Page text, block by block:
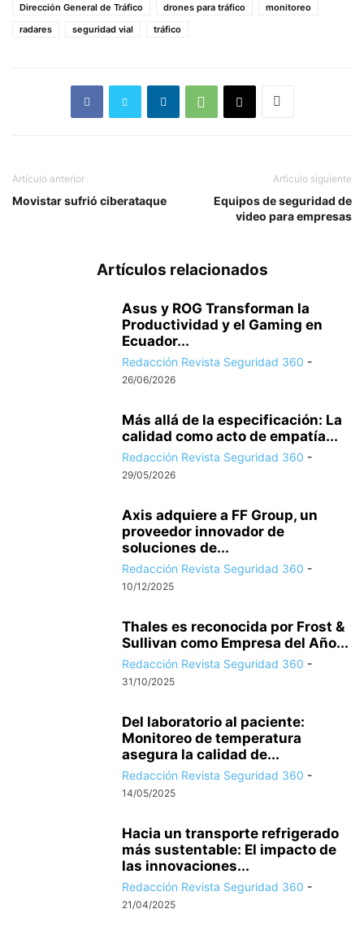
Dirección General de Tráfico
drones para tráfico
monitoreo
radares
seguridad vial tráfico
Artículo anterior
Movistar sufrió ciberataque
Artículo siguiente
Equipos de seguridad de
video para empresas
Artículos relacionados
Asus y ROG Transforman la
Productividad y el Gaming en
Ecuador...
Redacción Revista Seguridad 360 -
26/06/2026
Más allá de la especificación: La
calidad como acto de empatía...
Redacción Revista Seguridad 360 -
29/05/2026
Axis adquiere a FF Group, un
proveedor innovador de
soluciones de...
Redacción Revista Seguridad 360 -
10/12/2025
Thales es reconocida por Frost &
Sullivan como Empresa del Año...
Redacción Revista Seguridad 360 -
31/10/2025
Del laboratorio al paciente:
Monitoreo de temperatura
asegura la calidad de...
Redacción Revista Seguridad 360 -
14/05/2025
Hacia un transporte refrigerado
más sustentable: El impacto de
las innovaciones...
Redacción Revista Seguridad 360 -
21/04/2025